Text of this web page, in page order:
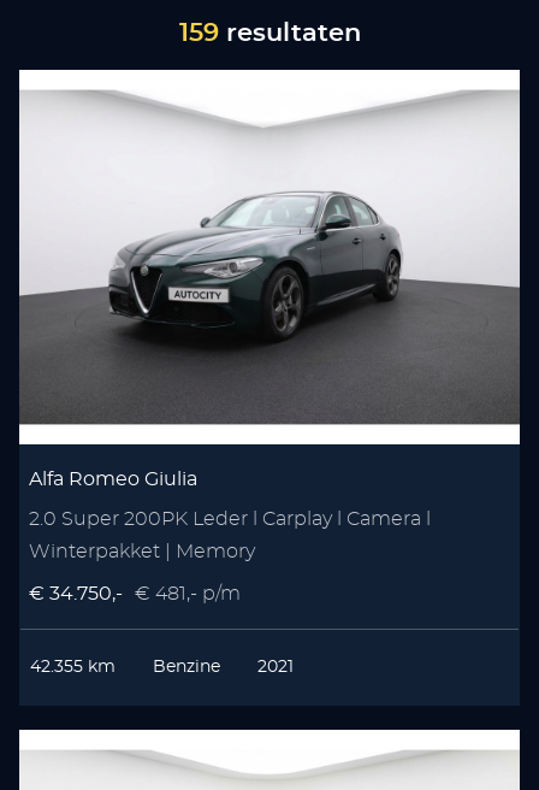
159resultaten
Alfa Romeo Giulia
2.0 Super 200PK Leder l Carplay l Camera l
Winterpakket | Memory
€ 34.750,- € 481,- p/m
42.355 km Benzine 2021